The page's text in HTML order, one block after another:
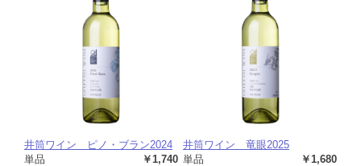
井筒ワイン ピノ・ブラン2024
単品
￥1,740
井筒ワイン 竜眼2025
単品
￥1,680